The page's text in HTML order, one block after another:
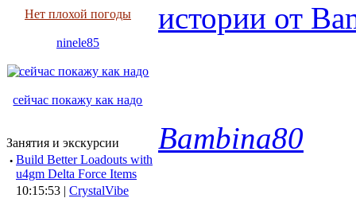
Нет плохой погоды
ninele85
сейчас покажу как надо
Занятия и экскурсии
· Build Better Loadouts with
u4gm Delta Force Items
10:15:53 | CrystalVibe
истории от
Bambina80